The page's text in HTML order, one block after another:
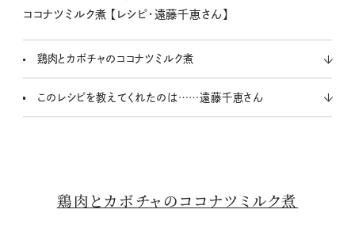
ココナツミルク煮 【レシピ・遠藤千恵さん】
鶏肉とカボチャのココナツミルク煮
このレシピを教えてくれたのは……遠藤千恵さん
鶏肉とカボチャのココナツミルク煮